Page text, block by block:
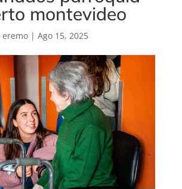
montevideo
| Ago 15, 2025